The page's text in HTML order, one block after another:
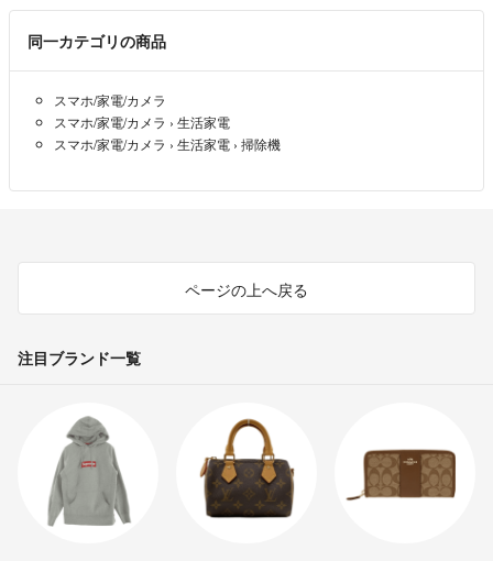
同一カテゴリの商品
スマホ/家電/カメラ
スマホ/家電/カメラ › 生活家電
スマホ/家電/カメラ › 生活家電 › 掃除機
ページの上へ戻る
注目ブランド一覧